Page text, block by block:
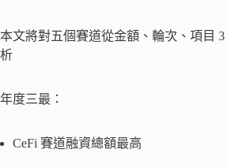
本文將對五個賽道從金額、輪次、項目
析
年度三最：
CeFi 賽道融資總額最高